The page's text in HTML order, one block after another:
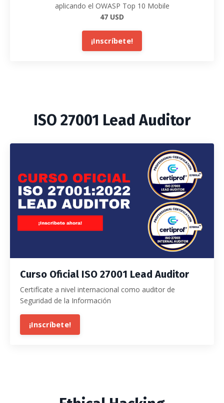
aplicando el OWASP Top 10 Mobile
47 USD
¡Inscríbete!
ISO 27001 Lead Auditor
Curso Oficial ISO 27001 Lead Auditor
Certifícate a nivel internacional como auditor de
Seguridad de la Información
¡Inscríbete!